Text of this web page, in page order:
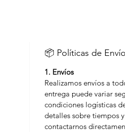
📦 Políticas de
1. Envíos
Realizamos envíos a
entrega puede variar
condiciones logísticas
detalles sobre tiempos
contactarnos